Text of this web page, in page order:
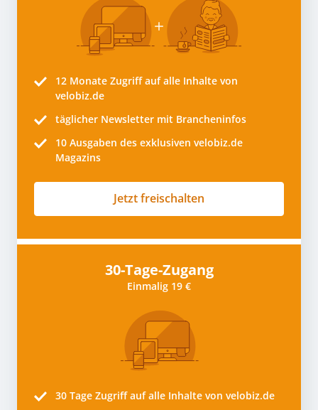
12 Monate Zugriff auf alle Inhalte von
velobiz.de
täglicher Newsletter mit Brancheninfos
10 Ausgaben des exklusiven velobiz.de
Magazins
Jetzt freischalten
30-Tage-Zugang
Einmalig 19 €
30 Tage Zugriff auf alle Inhalte von velobiz.de